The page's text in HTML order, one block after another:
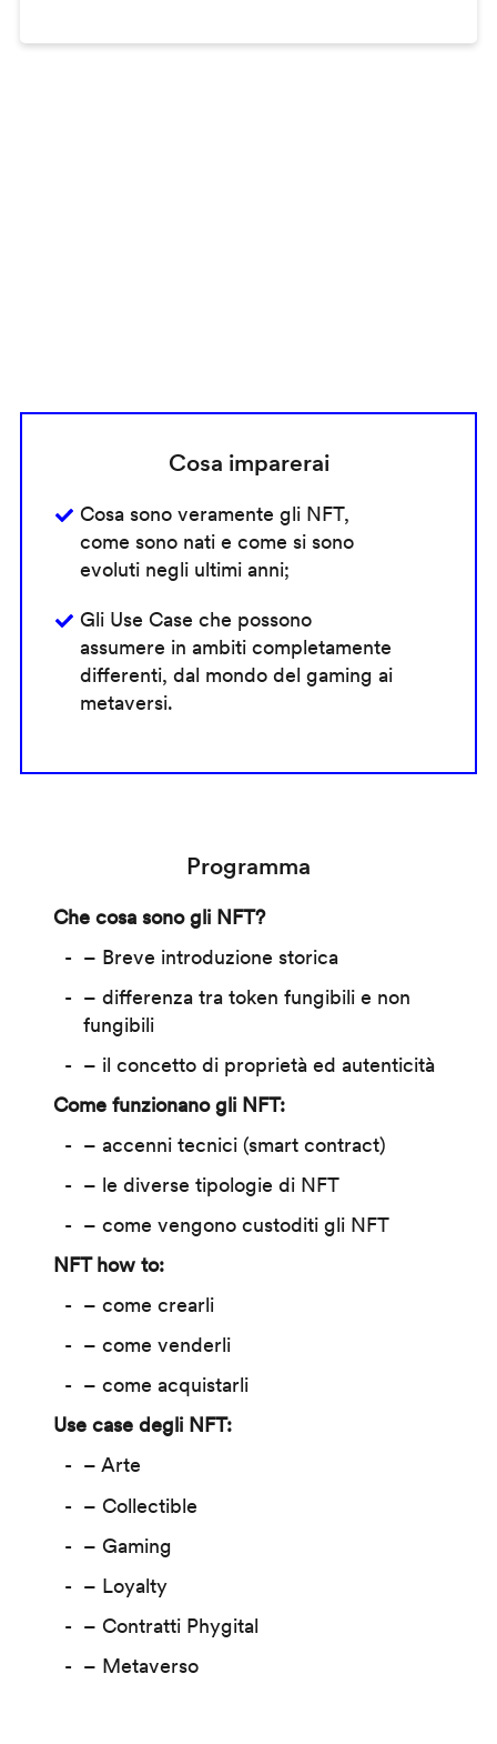
Cosa imparerai
Cosa sono veramente gli NFT,
come sono nati e come si sono
evoluti negli ultimi anni;
Gli Use Case che possono
assumere in ambiti completamente
differenti, dal mondo del gaming ai
metaversi.
Programma
Che cosa sono gli NFT?
– Breve introduzione storica
– differenza tra token fungibili e non
fungibili
– il concetto di proprietà ed autenticità
Come funzionano gli NFT:
– accenni tecnici (smart contract)
– le diverse tipologie di NFT
– come vengono custoditi gli NFT
NFT how to:
– come crearli
– come venderli
– come acquistarli
Use case degli NFT:
– Arte
– Collectible
– Gaming
– Loyalty
– Contratti Phygital
– Metaverso